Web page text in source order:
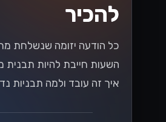
להכיר
השעות חייבת להיות תבנית
איך זה עובד ולמה תבניות